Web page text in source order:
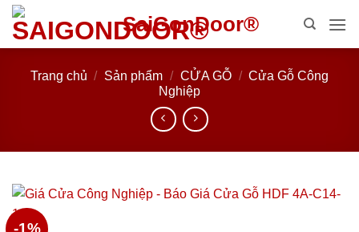
Bỏ
qua
nội
SaiGonDoor®
Trang chủ / Sản phẩm / CỬA GỖ / Cửa Gỗ Công
Nghiệp
-1%